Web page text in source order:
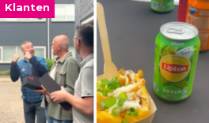
Klanten